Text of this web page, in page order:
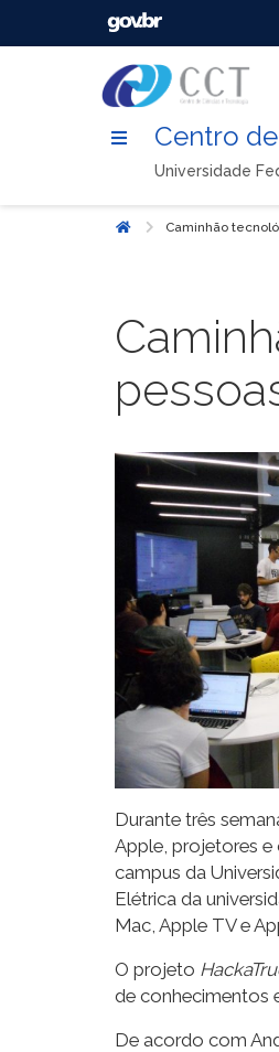
Centro
Universidade
Início Caminhão
Durante três
Apple, projetores e
campus da
Elétrica da
Mac, Apple TV e
O projeto
de conhecimentos
De acordo com